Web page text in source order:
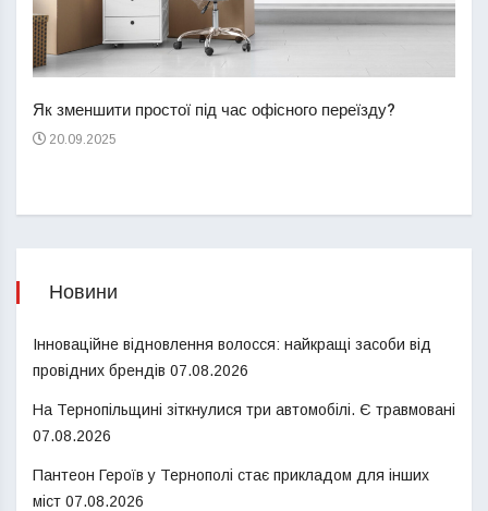
Як зменшити простої під час офісного переїзду?
20.09.2025
Новини
Інноваційне відновлення волосся: найкращі засоби від
провідних брендів 07.08.2026
На Тернопільщині зіткнулися три автомобілі. Є травмовані
07.08.2026
Пантеон Героїв у Тернополі стає прикладом для інших
міст 07.08.2026